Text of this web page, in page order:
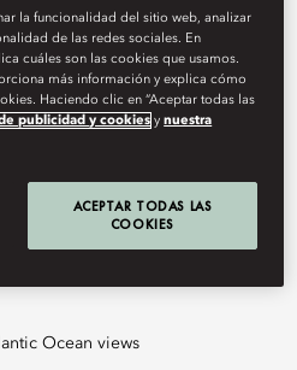
Ocean views
la funcionalidad del sitio web, analizar
de las redes sociales. En
cuáles son las cookies que usamos.
más información y explica cómo
Haciendo clic en “Aceptar todas las
publicidad y cookies ynuestra
ACEPTAR TODAS LAS
COOKIES